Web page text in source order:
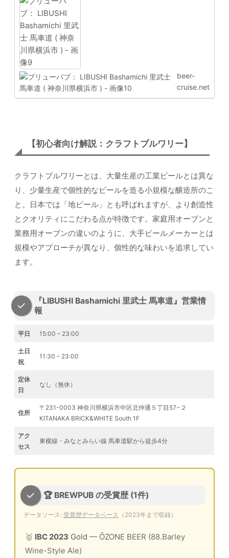
beer-
cruise.net
【初心者向け解説：クラフトブルワリー】
クラフトブルワリーとは、大量生産の工業ビールとは異な
り、少量生産で個性的なビールを造る小規模な醸造所のこ
と。日本では「地ビール」とも呼ばれますが、より創造性
とクオリティにこだわる点が特徴です。家庭用オーブンと
業務用オーブンの違いのように、大手ビールメーカーとは
規模やアプローチが異なり、個性的な味わいを追求してい
ます。
『LIBUSHI Bashamichi 里武士 馬車道』営業情
報
平日 15:00 – 23:00
土日
祝
11:30 – 23:00
定休
日
なし（無休）
住所
〒231-0003 神奈川県横浜市中区北仲通５丁目57−２
KITANAKA BRICK&WHITE South 1F
アク
セス
東横線・みなとみらい線 馬車道駅から徒歩4分
🏆 BREWPUB の受賞歴 (1件)
データソース: 受賞歴データベース （2023年まで収録）
🥇 IBC 2023 Gold — ŌZONE BEER (88.Barley
Wine-Style Ale)